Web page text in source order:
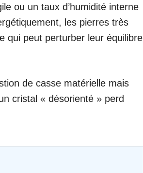
ou un taux d’humidité interne
les pierres très
qui peut perturber leur équilibre
de casse matérielle mais
cristal « désorienté » perd